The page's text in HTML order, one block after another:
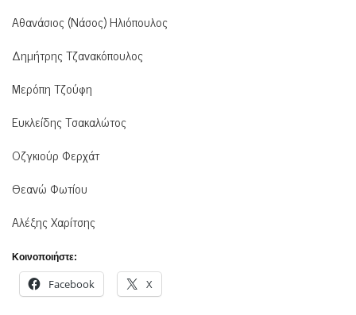
Αθανάσιος (Νάσος) Ηλιόπουλος
Δημήτρης Τζανακόπουλος
Μερόπη Τζούφη
Ευκλείδης Τσακαλώτος
Οζγκιούρ Φερχάτ
Θεανώ Φωτίου
Αλέξης Χαρίτσης
Κοινοποιήστε:
Facebook X